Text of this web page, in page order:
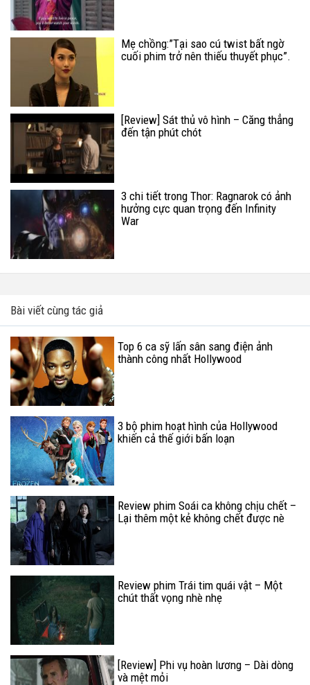
Mẹ chồng:”Tại sao cú twist bất ngờ
cuối phim trở nên thiếu thuyết phục”.
[Review] Sát thủ vô hình – Căng thẳng
đến tận phút chót
3 chi tiết trong Thor: Ragnarok có ảnh
hưởng cực quan trọng đến Infinity
War
Bài viết cùng tác giả
Top 6 ca sỹ lấn sân sang điện ảnh
thành công nhất Hollywood
3 bộ phim hoạt hình của Hollywood
khiến cả thế giới bấn loạn
Review phim Soái ca không chịu chết –
Lại thêm một kẻ không chết được nè
Review phim Trái tim quái vật – Một
chút thất vọng nhè nhẹ
[Review] Phi vụ hoàn lương – Dài dòng
và mệt mỏi